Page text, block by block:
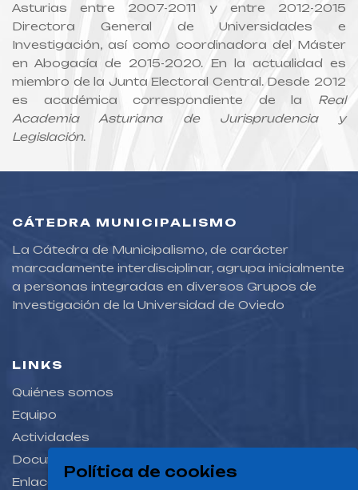
Asturias entre 2007-2011 y entre 2012-2015
Directora General de Universidades e
Investigación, así como coordinadora del Máster
en Abogacía de 2015-2020. En la actualidad es
miembro de la Junta Electoral Central. Desde 2012
es académica correspondiente de la Real
Academia Asturiana de Jurisprudencia y
Legislación.
CÁTEDRA MUNICIPALISMO
La Cátedra de Municipalismo, de carácter
marcadamente interdisciplinar, agrupa inicialmente
a personas integradas en diversos Grupos de
Investigación de la Universidad de Oviedo
LINKS
Quiénes somos
Equipo
Actividades
Documentación
Enlaces
Política de cookies